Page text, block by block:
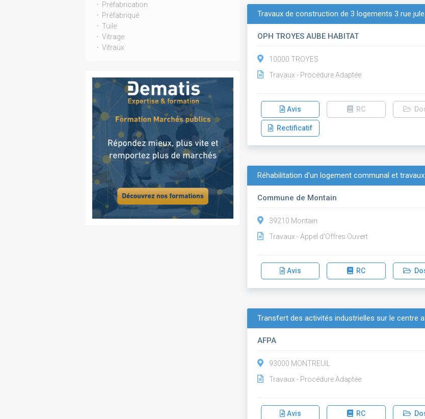
Préfabrication
Préfabriqué
Tuile
Vitrage
Vitraux
Travaux de construction de 3 logements 3 rue
OPH TROYES AUBE HABITAT
10000 TROYES
Travaux - Procédure Adaptée
Avis RC
Rectificatif
Réhabilitation d'un logement communal et
Commune de Montain
39210 Montain
Travaux - Appel d'Offres Ouvert
Avis RC
Transfert des activités industrielles sur le centre
AFPA
93000 MONTREUIL
Travaux - Procédure Adaptée
Avis RC